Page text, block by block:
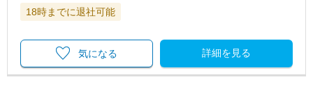
18時までに退社可能
詳細を見る
気になる